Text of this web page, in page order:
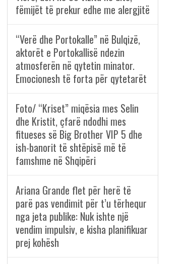
fëmijët të prekur edhe me alergjitë
“Verë dhe Portokalle” në Bulqizë,
aktorët e Portokallisë ndezin
atmosferën në qytetin minator.
Emocionesh të forta për qytetarët
Foto/ “Kriset” miqësia mes Selin
dhe Kristit, çfarë ndodhi mes
fitueses së Big Brother VIP 5 dhe
ish-banorit të shtëpisë më të
famshme në Shqipëri
Ariana Grande flet për herë të
parë pas vendimit për t’u tërhequr
nga jeta publike: Nuk ishte një
vendim impulsiv, e kisha planifikuar
prej kohësh